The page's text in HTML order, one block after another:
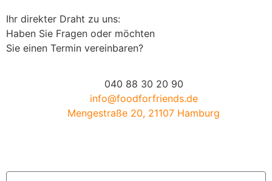
Ihr direkter Draht zu uns:
Haben Sie Fragen oder möchten
Sie einen Termin vereinbaren?
040 88 30 20 90
info@foodforfriends.de
Mengestraße 20, 21107 Hamburg